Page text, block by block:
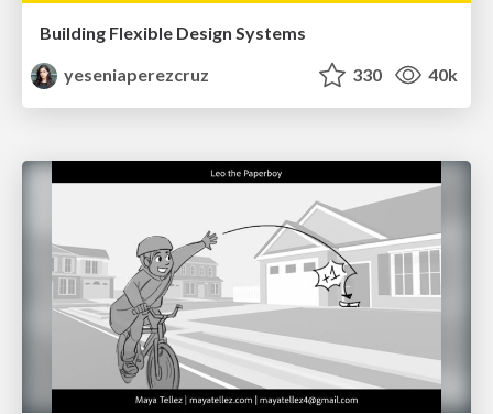
Building Flexible Design Systems
yeseniaperezcruz
330 40k